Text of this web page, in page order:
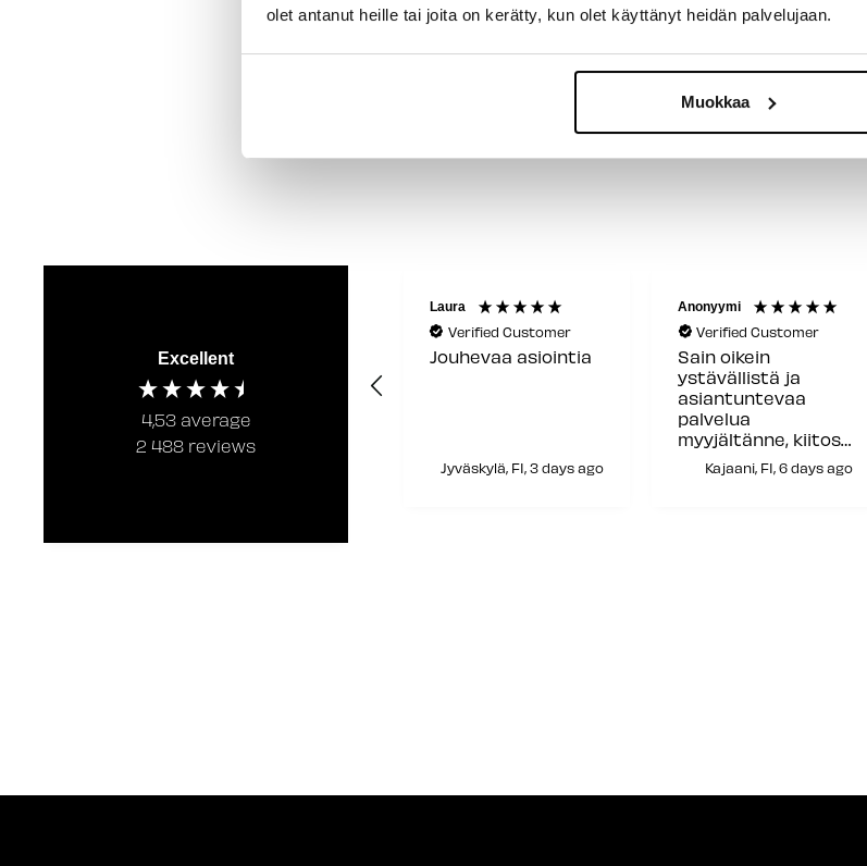
olet antanut heille tai joita on kerätty, kun olet käyttänyt heidän palvelujaan.
Muokkaa
Excellent
4,53 average
2 488 reviews
Hyvä ja ystävällinen
palvelu
Laura
Verified Customer
Jouhevaa asiointia
Jyväskylä, FI, 3 days ago
Anonyymi
Verified Customer
Sain oikein
ystävällistä ja
asiantuntevaa
palvelua
myyjältänne, kiitos
siitä!Kajaani, FI, 6 days ago